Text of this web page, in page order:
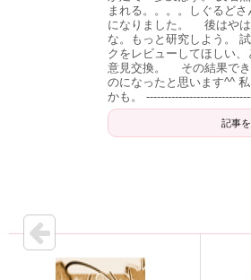
まれる。。。。しぐるど
になりました。 後はやは
な。もっと研究しよう。
クをレビューしてほしい
意見交換。 その結果でき
のになったと思います^^
かも。
記事